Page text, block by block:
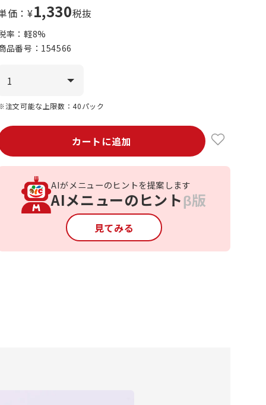
価：¥1,330税抜
率：軽8%
品番号： 154566
注文可能な上限数：40パック
カートに追加
AIがメニューのヒントを提案します
AIメニューのヒントβ版
見てみる